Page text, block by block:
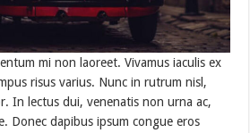
mi non laoreet. Vivamus iaculis ex
risus varius. Nunc in rutrum nisl,
In lectus dui, venenatis non urna ac,
Donec dapibus ipsum congue eros